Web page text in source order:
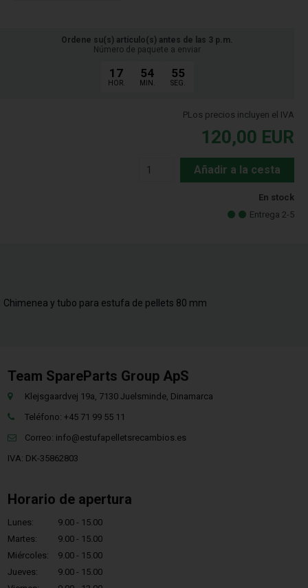
Ordene su(s) artículo(s) antes de las 3 p.m.
Número de paquete a enviar
17
HOR.
54
MIN.
54
SEG.
PLos precios incluyen el IVA
120,00 EUR
Añadir a la cesta
En stock
Entrega 2-5
Chimenea y tubo para estufa de pellets 80 mm
Team SpareParts Group ApS
Klejsgaardvej 19a, 7130 Juelsminde, Dinamarca
Teléfono: +45 71 99 55 11
Correo: info@estufapelletsrecambios.es
IVA: DK-35862803
Horario de apertura
Lunes:
9.00 - 15.00
Martes:
9.00 - 15.00
Miércoles:
9.00 - 15.00
Jueves:
9.00 - 15.00